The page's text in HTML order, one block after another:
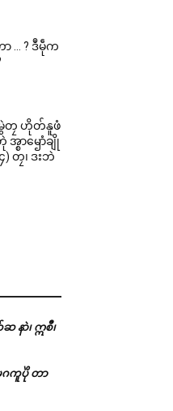
… ? ဒဳမဵုက
မွဲတၠ ဟိုတ်နူဖံ
ာၝောံချို
တၠ၊ ဒးဘဲ
နာဲ၊ ဣစဳ၊
ဂကူပိုဲ တာ